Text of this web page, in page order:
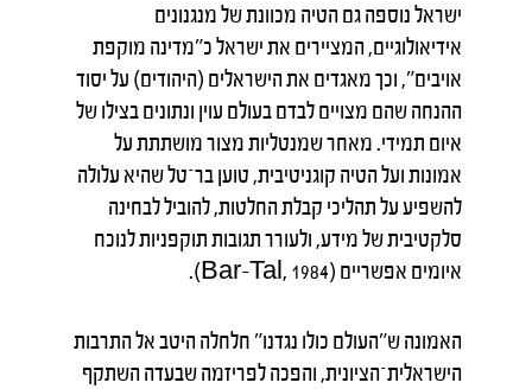
ישראל נוספה גם הטיה מכוונת של מנגנונים
אידיאולוגיים, המציירים את ישראל כ"מדינה מוקפת
אויבים", וכך מאגדים את הישראלים (היהודים) על יסוד
ההנחה שהם מצויים לבדם בעולם עוין ונתונים בצילו של
איום תמידי. מאחר שמנטליות מצור מושתתת על
אמונות ועל הטיה קוגניטיבית, טוען בר־טל שהיא עלולה
להשפיע על תהליכי קבלת החלטות, להוביל לבחינה
סלקטיבית של מידע, ולעורר תגובות תוקפניות לנוכח
איומים אפשריים (Bar-Tal, 1984).
האמונה ש"העולם כולו נגדנו" חלחלה היטב אל התרבות
הישראלית־הציונית, והפכה לפריזמה שבעדה השתקף